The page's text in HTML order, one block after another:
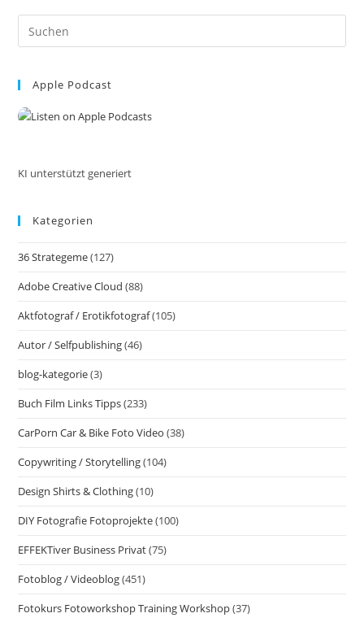
Und
Staub
Verlassene
Apple Podcast
KI unterstützt generiert
Kategorien
36 Strategeme(127)
Adobe Creative Cloud (88)
Aktfotograf / Erotikfotograf(105)
Autor / Selfpublishing(46)
blog-kategorie(3)
Buch Film Links Tipps(233)
CarPorn Car & Bike Foto Video (38)
Copywriting / Storytelling(104)
Design Shirts & Clothing(10)
DIY Fotografie Fotoprojekte(100)
EFFEKTiver Business Privat(75)
Fotoblog / Videoblog(451)
Fotokurs Fotoworkshop Training Workshop(37)